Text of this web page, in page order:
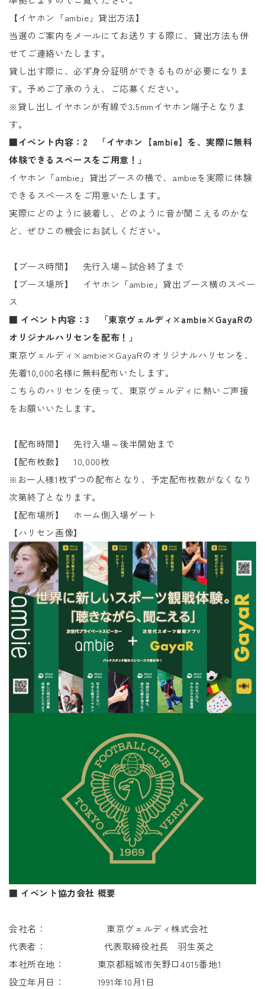
【イヤホン「ambie」貸出方法】
当選のご案内をメールにてお送りする際に、貸出方法も併
せてご連絡いたします。
貸し出す際に、必ず身分証明ができるものが必要になりま
す。予めご了承のうえ、ご応募ください。
※貸し出しイヤホンが有線で3.5mmイヤホン端子となりま
す。
■イベント内容：2 「イヤホン【ambie】を、実際に無料
体験できるスペースをご用意！」
イヤホン「ambie」貸出ブースの横で、ambieを実際に体験
できるスペースをご用意いたします。
実際にどのように装着し、どのように音が聞こえるのかな
ど、ぜひこの機会にお試しください。
【ブース時間】 先行入場～試合終了まで
【ブース場所】 イヤホン「ambie」貸出ブース横のスペー
ス
■ イベント内容：3 「東京ヴェルディ×ambie×GayaRの
オリジナルハリセンを配布！」
東京ヴェルディ×ambie×GayaRのオリジナルハリセンを、
先着10,000名様に無料配布いたします。
こちらのハリセンを使って、東京ヴェルディに熱いご声援
をお願いいたします。
【配布時間】 先行入場～後半開始まで
【配布枚数】 10,000枚
※お一人様1枚ずつの配布となり、予定配布枚数がなくなり
次第終了となります。
【配布場所】 ホーム側入場ゲート
【ハリセン画像】
■ イベント協力会社 概要
会社名： 東京ヴェルディ株式会社
代表者： 代表取締役社長 羽生英之
本社所在地： 東京都稲城市矢野口4015番地1
設立年月日： 1991年10月1日